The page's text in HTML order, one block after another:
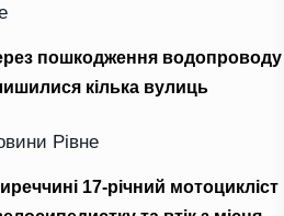
пошкодження водопроводу
кілька вулиць
Рівне
17-річний мотоцикліст